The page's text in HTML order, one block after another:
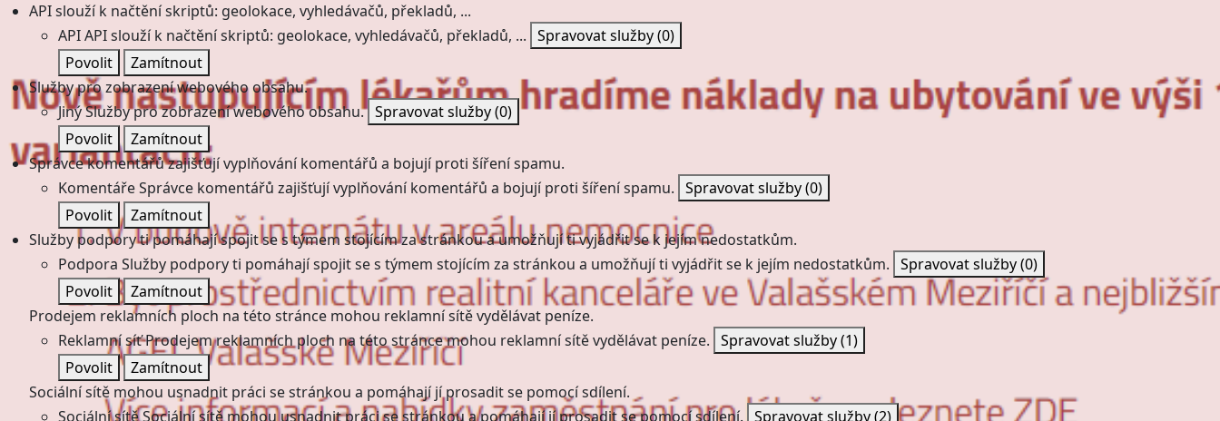
API slouží k načtění skriptů: geolokace, vyhledávačů, překladů, ...
APIAPI slouží k načtění skriptů: geolokace, vyhledávačů, překladů, ... Spravovat služby(0)
Povolit
Zamítnout
Služby pro zobrazení webového obsahu.
JinýSlužby pro zobrazení webového obsahu. Spravovat služby(0)
Povolit
Zamítnout
Správce komentářů zajišťují vyplňování komentářů a bojují proti šíření spamu.
KomentářeSprávce komentářů zajišťují vyplňování komentářů a bojují proti šíření spamu. Spravovat služby(0)
Povolit
Zamítnout
Služby podpory ti pomáhají spojit se s týmem stojícím za stránkou a umožňují ti vyjádřit se k jejím nedostatkům.
Podpora Služby podpory ti pomáhají spojit se s týmem stojícím za stránkou a umožňují ti vyjádřit se k jejím nedostatkům. Spravovat služby(0)
Povolit
Zamítnout
Prodejem reklamních ploch na této stránce mohou reklamní sítě vydělávat peníze.
Reklamní síťProdejem reklamních ploch na této stránce mohou reklamní sítě vydělávat peníze. Spravovat služby(1)
Povolit
Zamítnout
Sociální sítě mohou usnadnit práci se stránkou a pomáhají jí prosadit se pomocí sdílení.
Sociální sítěSociální sítě mohou usnadnit práci se stránkou a pomáhají jí prosadit se pomocí sdílení. Spravovat služby(2)